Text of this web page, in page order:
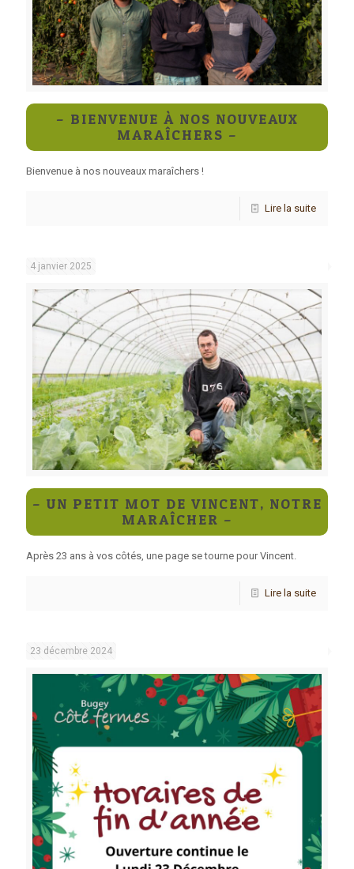
– BIENVENUE À NOS NOUVEAUX
MARAÎCHERS –
Bienvenue à nos nouveaux maraîchers !
Lire la suite
4 janvier 2025
– UN PETIT MOT DE VINCENT, NOTRE
MARAÎCHER –
Après 23 ans à vos côtés, une page se tourne pour Vincent.
Lire la suite
23 décembre 2024